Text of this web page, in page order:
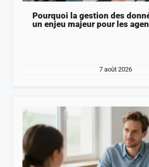
Pourquoi la gestion des
un enjeu majeur pour les
7 août 2026